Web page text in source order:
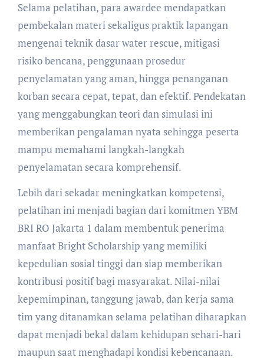
Selama pelatihan, para awardee mendapatkan
pembekalan materi sekaligus praktik lapangan
mengenai teknik dasar water rescue, mitigasi
risiko bencana, penggunaan prosedur
penyelamatan yang aman, hingga penanganan
korban secara cepat, tepat, dan efektif. Pendekatan
yang menggabungkan teori dan simulasi ini
memberikan pengalaman nyata sehingga peserta
mampu memahami langkah-langkah
penyelamatan secara komprehensif.
Lebih dari sekadar meningkatkan kompetensi,
pelatihan ini menjadi bagian dari komitmen YBM
BRI RO Jakarta 1 dalam membentuk penerima
manfaat Bright Scholarship yang memiliki
kepedulian sosial tinggi dan siap memberikan
kontribusi positif bagi masyarakat. Nilai-nilai
kepemimpinan, tanggung jawab, dan kerja sama
tim yang ditanamkan selama pelatihan diharapkan
dapat menjadi bekal dalam kehidupan sehari-hari
maupun saat menghadapi kondisi kebencanaan.